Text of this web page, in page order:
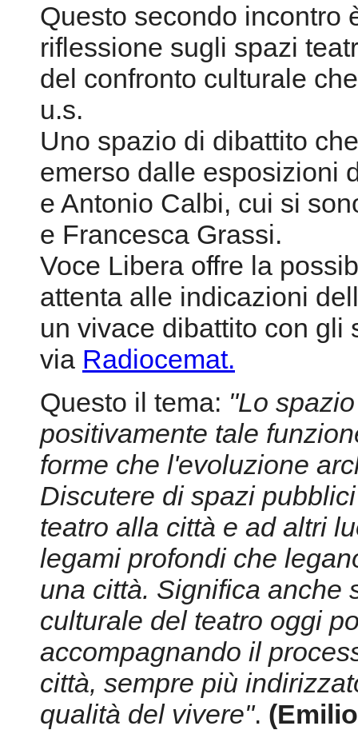
Questo secondo incontro
riflessione sugli spazi
del confronto culturale
u.s.
Uno spazio di dibattito
emerso dalle esposizioni
e Antonio Calbi, cui si
e Francesca Grassi.
Voce Libera offre la
attenta alle indicazioni
un vivace dibattito con gli
via Radiocemat.
Questo il tema: "Lo
positivamente tale
forme che l'evoluzione
Discutere di spazi
teatro alla città e ad altri
legami profondi che
una città. Significa anche
culturale del teatro oggi
accompagnando il
città, sempre più
qualità del vivere".